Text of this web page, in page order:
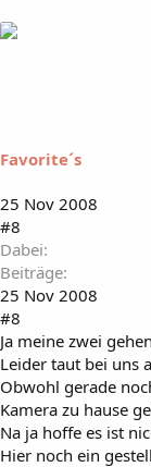
Favorite´s
25 Nov 2008
#8
Dabei
Beiträge
25 Nov 2008
#8
Ja meine zwei
Leider taut bei uns
Obwohl gerade
Kamera zu hause
Na ja hoffe es ist
Hier noch ein